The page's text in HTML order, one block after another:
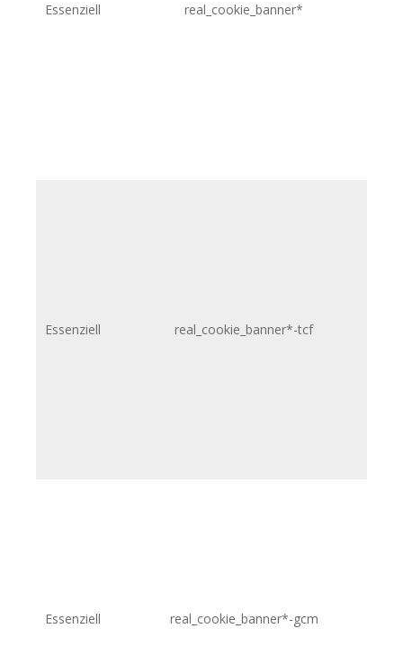
Essenziell real_cookie_banner*
Essenziell real_cookie_banner*-tcf
Essenziell real_cookie_banner*-gcm